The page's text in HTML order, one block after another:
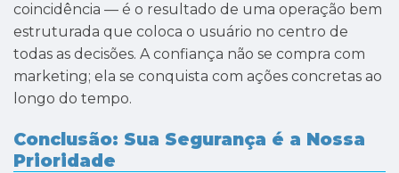
coincidência — é o resultado de uma operação bem
estruturada que coloca o usuário no centro de
todas as decisões. A confiança não se compra com
marketing; ela se conquista com ações concretas ao
longo do tempo.
Conclusão: Sua Segurança é a Nossa
Prioridade